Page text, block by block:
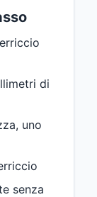
di
uno
senza